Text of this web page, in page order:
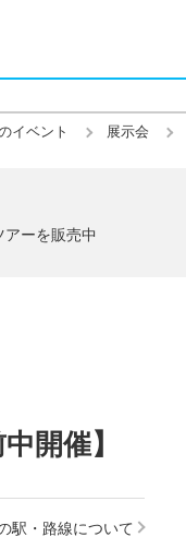
イベント 展示会
ーを販売中
開催】
駅・路線について